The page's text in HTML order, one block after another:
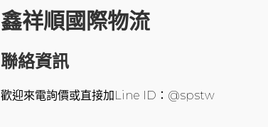
鑫祥順國際物流
聯絡資訊
歡迎來電詢價或直接加Line ID：@spstw